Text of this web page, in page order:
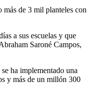
más de 3 mil planteles con
a sus escuelas y que
Saroné Campos,
ha implementado una
y más de un millón 300